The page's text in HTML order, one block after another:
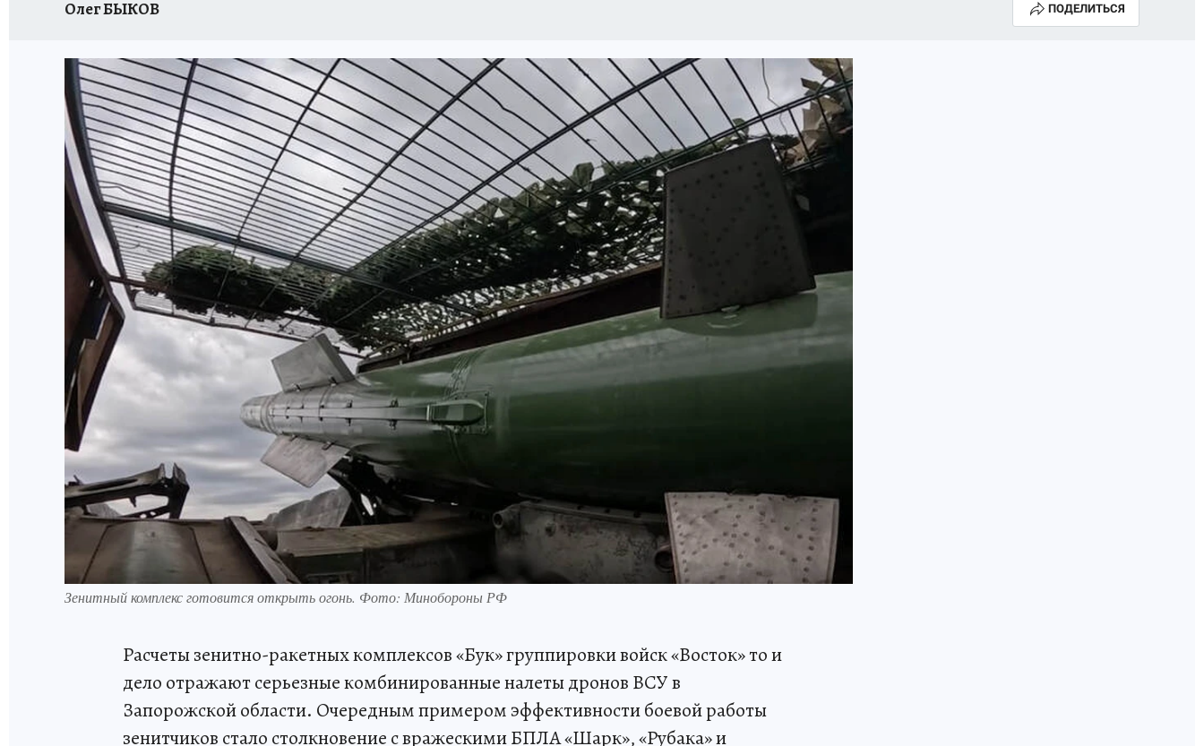
Олег БЫКОВ ПОДЕЛИТЬСЯ
Зенитный комплекс готовится открыть огонь. Фото: Минобороны РФ
Расчеты зенитно-ракетных комплексов «Бук» группировки войск «Восток» то и
дело отражают серьезные комбинированные налеты дронов ВСУ в
Запорожской области. Очередным примером эффективности боевой работы
зенитчиков стало столкновение с вражескими БПЛА «Шарк», «Рубака» и